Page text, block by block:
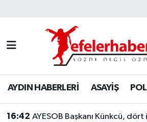
AYDIN HABERLERİ ASAYİŞ
16:42 AYESOB Başkanı Künkcü, dört ilde
Nöbetçi Eczaneler
Hava Durumu
Aydin Namaz Vakitleri
Trafik Durumu